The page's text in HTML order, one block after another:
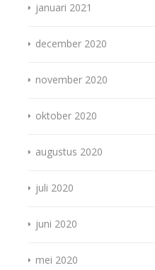
januari 2021
december 2020
november 2020
oktober 2020
augustus 2020
juli 2020
juni 2020
mei 2020